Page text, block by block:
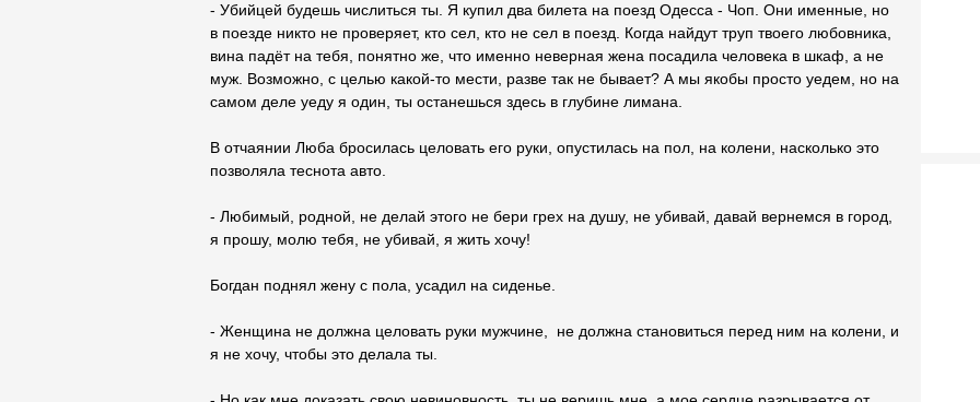
- Убийцей будешь числиться ты. Я купил два билета на поезд Одесса - Чоп. Они именные, но
в поезде никто не проверяет, кто сел, кто не сел в поезд. Когда найдут труп твоего любовника,
вина падёт на тебя, понятно же, что именно неверная жена посадила человека в шкаф, а не
муж. Возможно, с целью какой-то мести, разве так не бывает? А мы якобы просто уедем, но на
самом деле уеду я один, ты останешься здесь в глубине лимана.
В отчаянии Люба бросилась целовать его руки, опустилась на пол, на колени, насколько это
позволяла теснота авто.
- Любимый, родной, не делай этого не бери грех на душу, не убивай, давай вернемся в город,
я прошу, молю тебя, не убивай, я жить хочу!
Богдан поднял жену с пола, усадил на сиденье.
- Женщина не должна целовать руки мужчине, не должна становиться перед ним на колени, и
я не хочу, чтобы это делала ты.